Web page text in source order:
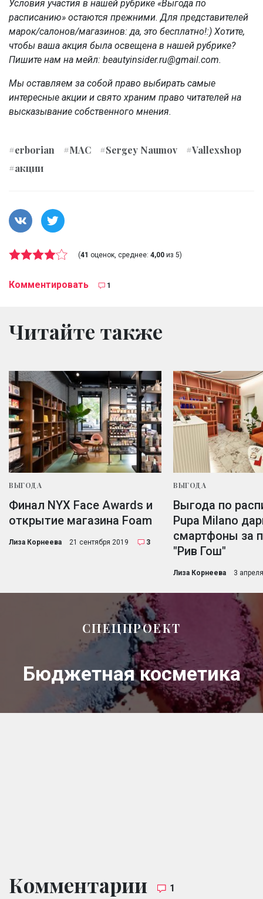
Условия участия в нашей рубрике «Выгода по
расписанию» остаются прежними. Для представителей
марок/салонов/магазинов: да, это бесплатно!:) Хотите,
чтобы ваша акция была освещена в нашей рубрике?
Пишите нам на мейл: beautyinsider.ru@gmail.com.
Мы оставляем за собой право выбирать самые
интересные акции и свято храним право читателей на
высказывание собственного мнения.
#erborian #MAC #Sergey Naumov
#Vallexshop
#акции
(41 оценок, среднее: 4,00 из 5)
Комментировать 1
Читайте также
ВЫГОДА
Финал NYX Face Awards и
открытие магазина Foam
Лиза Корнеева 21 сентября 2019 3
ВЫГОДА
Выгода по
Pupa Milano
смартфоны за
"Рив Гош"
Лиза Корнеева 3
СПЕЦПРОЕКТ
Бюджетная косметика
Комментарии 1